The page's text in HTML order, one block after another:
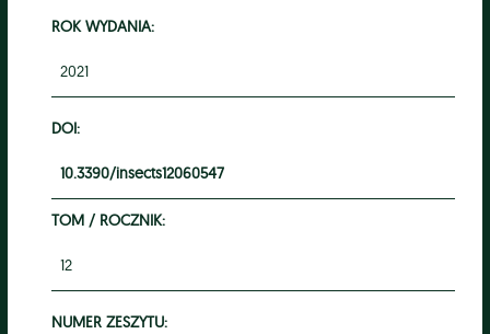
ROK WYDANIA:
2021
DOI:
10.3390/insects12060547
TOM / ROCZNIK:
12
NUMER ZESZYTU: